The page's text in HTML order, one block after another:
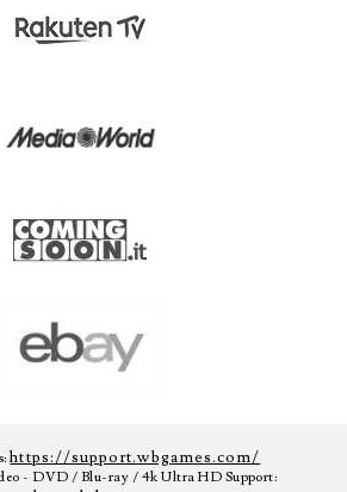
https://support.wbgames.com/
- DVD / Blu-ray / 4k Ultra HD Support: